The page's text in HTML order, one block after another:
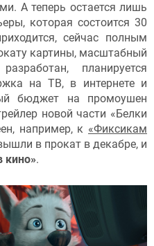
А теперь остается лишь
которая состоится 30
сейчас полным
картины, масштабный
планируется
на ТВ, в интернете и
бюджет на промоушен
новой части «Белки
например, к «Фиксикам
в прокат в декабре, и
кино».